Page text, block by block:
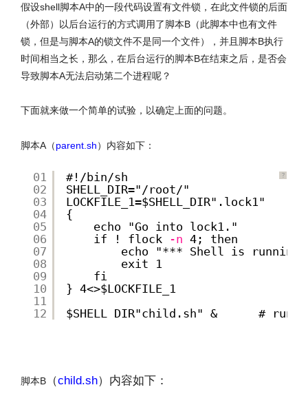
假设shell脚本A中的一段代码设置有文件锁，在此文件锁的后面
（外部）以后台运行的方式调用了脚本B（此脚本中也有文件
锁，但是与脚本A的锁文件不是同一个文件），并且脚本B执行
时间相当之长，那么，在后台运行的脚本B在结束之后，是否会
导致脚本A无法启动第二个进程呢？
下面就来做一个简单的试验，以确定上面的问题。
脚本A（parent.sh）内容如下：
?
01
02
03
04
05
06
07
08
09
10
11
12
#!/bin/sh
SHELL_DIR="/root/"
LOCKFILE_1=$SHELL_DIR".lock1"
{
echo "Go into lock1."
if ! flock
-n 4; then
echo "*** Shell is
exit 1
fi
} 4<>$LOCKFILE_1
$SHELL_DIR"child.sh" &      #
脚本B （child.sh）内容如下：